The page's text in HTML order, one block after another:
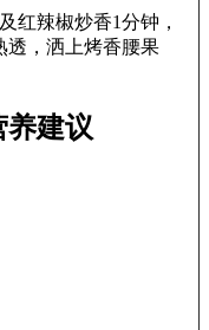
红辣椒炒香1分钟，
透，洒上烤香腰果
养建议